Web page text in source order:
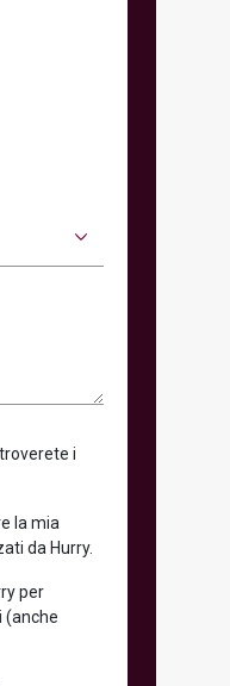
i
la mia
da Hurry.
per
(anche